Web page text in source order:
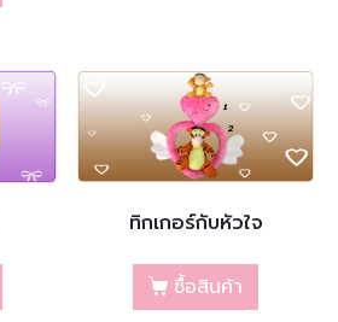
ทิกเกอร์กับหัวใจ
ซื้อสินค้า